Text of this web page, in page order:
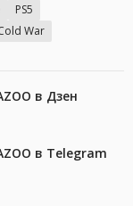
PS5
War
в Дзен
в Telegram